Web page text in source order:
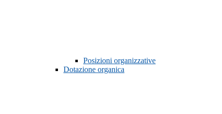
Posizioni organizzative
Dotazione organica